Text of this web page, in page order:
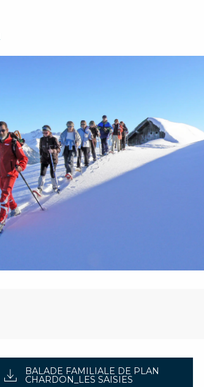
BALADE FAMILIALE DE PLAN
CHARDON_LES SAISIES